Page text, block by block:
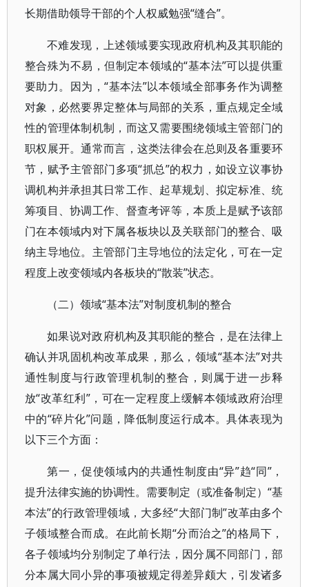
长期借助领导干部的个人权威勉强“缝合”。
不难发现，上述领域要实现政府机构及其职能的
整合殊为不易，但制定本领域的“基本法”可以提供重
要助力。因为，“基本法”以本领域全部事务作为调整
对象，必然要界定整体与局部的关系，重点规定全域
性的管理体制机制，而这又需要围绕领域主管部门的
职权展开。通常而言，这类法律会在总则及各重要环
节，赋予主管部门多项“抓总”的权力，如设立议事协
调机构并承担其日常工作、起草规划、拟定标准、统
筹项目、协调工作、督查考评等，本质上是赋予该部
门在本领域内对下属各板块以及关联部门的整合、吸
纳主导地位。主管部门主导地位的法定化，可在一定
程度上改变领域内各板块的“散装”状态。
（二）领域“基本法”对制度机制的整合
如果说对政府机构及其职能的整合，是在法律上
确认并巩固机构改革成果，那么，领域“基本法”对共
通性制度与行政管理机制的整合，则属于进一步释
放“改革红利”，可在一定程度上缓解本领域政府治理
中的“碎片化”问题，降低制度运行成本。具体表现为
以下三个方面：
第一，促使领域内的共通性制度由“异”趋“同”，
提升法律实施的协调性。需要制定（或准备制定）“基
本法”的行政管理领域，大多经“大部门制”改革由多个
子领域整合而成。在此前长期“分而治之”的格局下，
各子领域均分别制定了单行法，因分属不同部门，部
分本属大同小异的事项被规定得差异颇大，引发诸多